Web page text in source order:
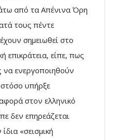
από τα Απένινα Όρη
τους πέντε
σημειωθεί στο
επικράτεια, είπε, πως
να ενεργοποιηθούν
υπήρξε
στον ελληνικό
δεν επηρεάζεται
«σεισμική